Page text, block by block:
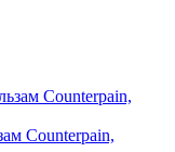
Counterpain,